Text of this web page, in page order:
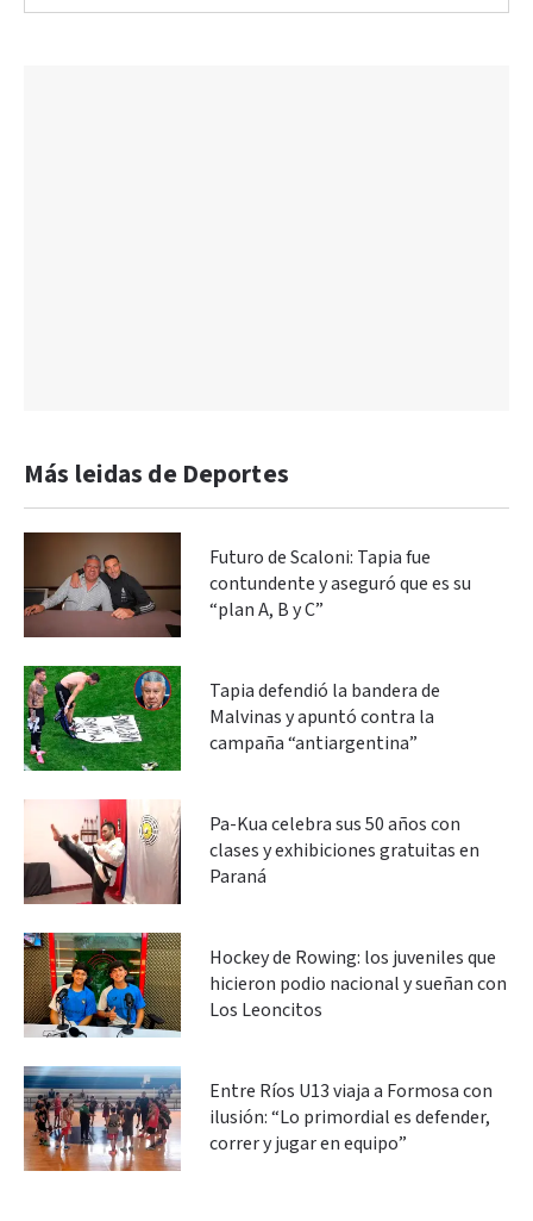
Más leidas de Deportes
Futuro de Scaloni: Tapia fue
contundente y aseguró que es su
“plan A, B y C”
Tapia defendió la bandera de
Malvinas y apuntó contra la
campaña “antiargentina”
Pa-Kua celebra sus 50 años con
clases y exhibiciones gratuitas en
Paraná
Hockey de Rowing: los juveniles que
hicieron podio nacional y sueñan con
Los Leoncitos
Entre Ríos U13 viaja a Formosa con
ilusión: “Lo primordial es defender,
correr y jugar en equipo”